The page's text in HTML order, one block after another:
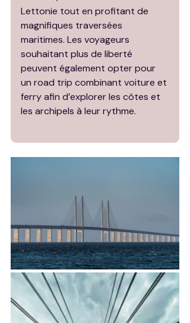
Lettonie tout en profitant de
magnifiques traversées
maritimes. Les voyageurs
souhaitant plus de liberté
peuvent également opter pour
un road trip combinant voiture et
ferry afin d’explorer les côtes et
les archipels à leur rythme.